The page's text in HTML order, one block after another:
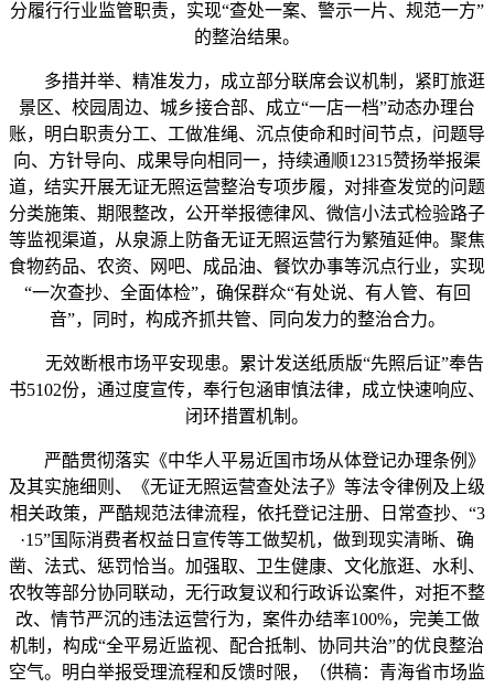
分履行行业监管职责，实现“查处一案、警示一片、规范一方”
的整治结果。
多措并举、精准发力，成立部分联席会议机制，紧盯旅逛
景区、校园周边、城乡接合部、成立“一店一档”动态办理台
账，明白职责分工、工做准绳、沉点使命和时间节点，问题导
向、方针导向、成果导向相同一，持续通顺12315赞扬举报渠
道，结实开展无证无照运营整治专项步履，对排查发觉的问题
分类施策、期限整改，公开举报德律风、微信小法式检验路子
等监视渠道，从泉源上防备无证无照运营行为繁殖延伸。聚焦
食物药品、农资、网吧、成品油、餐饮办事等沉点行业，实现
“一次查抄、全面体检”，确保群众“有处说、有人管、有回
音”，同时，构成齐抓共管、同向发力的整治合力。
无效断根市场平安现患。累计发送纸质版“先照后证”奉告
书5102份，通过度宣传，奉行包涵审慎法律，成立快速响应、
闭环措置机制。
严酷贯彻落实《中华人平易近国市场从体登记办理条例》
及其实施细则、《无证无照运营查处法子》等法令律例及上级
相关政策，严酷规范法律流程，依托登记注册、日常查抄、“3
·15”国际消费者权益日宣传等工做契机，做到现实清晰、确
凿、法式、惩罚恰当。加强取、卫生健康、文化旅逛、水利、
农牧等部分协同联动，无行政复议和行政诉讼案件，对拒不整
改、情节严沉的违法运营行为，案件办结率100%，完美工做
机制，构成“全平易近监视、配合抵制、协同共治”的优良整治
空气。明白举报受理流程和反馈时限，（供稿：青海省市场监